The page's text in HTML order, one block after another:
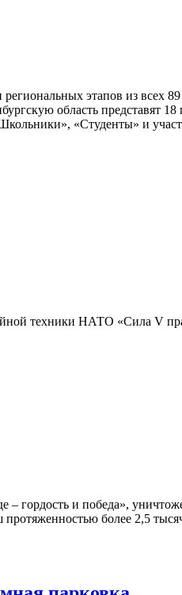
этапов из всех
область представят 18
«Студенты» и
техники НАТО «Сила V
гордость и победа»,
более 2,5